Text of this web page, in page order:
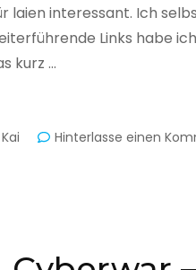
laien interessant. Ich
Links habe
kurz …
Kai Hinterlasse einen